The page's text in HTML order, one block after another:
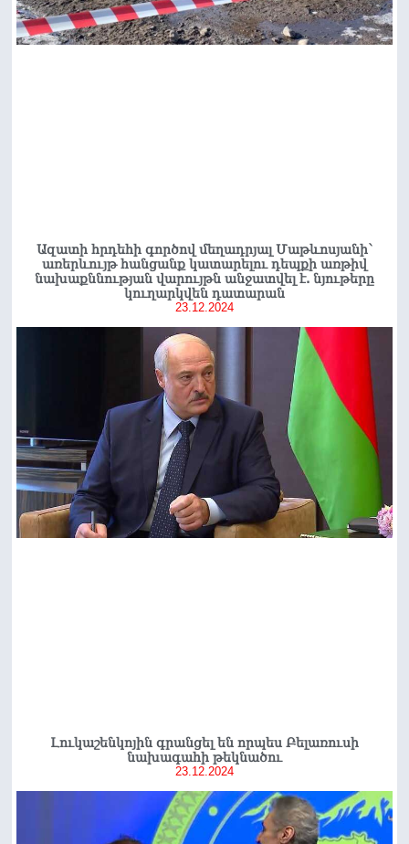
Ազատի հրդեհի գործով մեղադրյալ Մաթևոսյանի՝
առերևույթ հանցանք կատարելու դեպքի առթիվ
նախաքննության վարույթն անջատվել է. նյութերը
կուղարկվեն դատարան
23.12.2024
Լուկաշենկոյին գրանցել են որպես Բելառուսի
նախագահի թեկնածու
23.12.2024